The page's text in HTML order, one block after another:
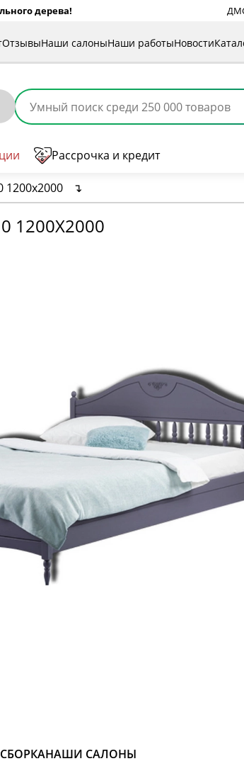
дерева!
ОтзывыНаши салоныНаши работыНовости
Рассрочка и кредит
1200х2000 ↴
1200Х2000
НАШИ САЛОНЫ